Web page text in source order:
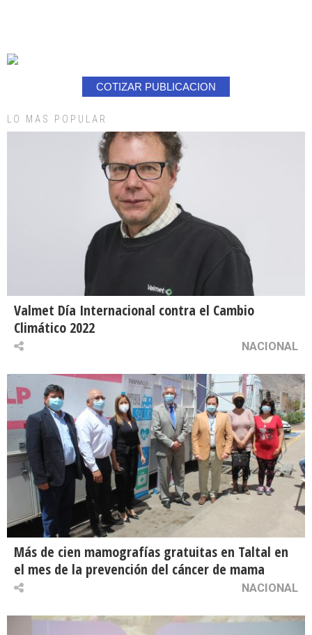
COTIZAR PUBLICACION
LO MAS POPULAR
Valmet Día Internacional contra el Cambio
Climático 2022
NACIONAL
Más de cien mamografías gratuitas en Taltal en
el mes de la prevención del cáncer de mama
NACIONAL